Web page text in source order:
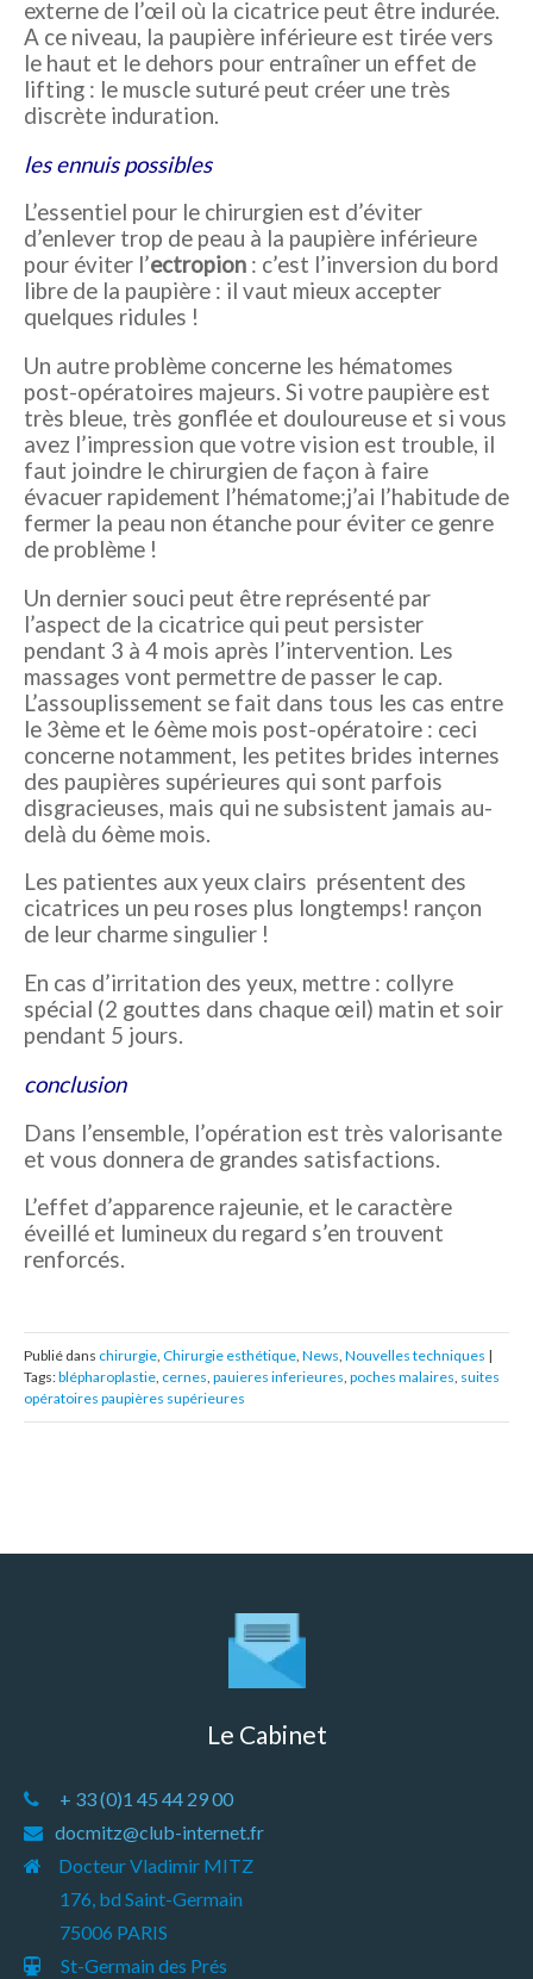
externe de l’œil où la cicatrice peut être indurée.
A ce niveau, la paupière inférieure est tirée vers
le haut et le dehors pour entraîner un effet de
lifting : le muscle suturé peut créer une très
discrète induration.
les ennuis possibles
L’essentiel pour le chirurgien est d’éviter
d’enlever trop de peau à la paupière inférieure
pour éviter l’ectropion : c’est l’inversion du bord
libre de la paupière : il vaut mieux accepter
quelques ridules !
Un autre problème concerne les hématomes
post-opératoires majeurs. Si votre paupière est
très bleue, très gonflée et douloureuse et si vous
avez l’impression que votre vision est trouble, il
faut joindre le chirurgien de façon à faire
évacuer rapidement l’hématome;j’ai l’habitude de
fermer la peau non étanche pour éviter ce genre
de problème !
Un dernier souci peut être représenté par
l’aspect de la cicatrice qui peut persister
pendant 3 à 4 mois après l’intervention. Les
massages vont permettre de passer le cap.
L’assouplissement se fait dans tous les cas entre
le 3ème et le 6ème mois post-opératoire : ceci
concerne notamment, les petites brides internes
des paupières supérieures qui sont parfois
disgracieuses, mais qui ne subsistent jamais au-
delà du 6ème mois.
Les patientes aux yeux clairs présentent des
cicatrices un peu roses plus longtemps! rançon
de leur charme singulier !
En cas d’irritation des yeux, mettre : collyre
spécial (2 gouttes dans chaque œil) matin et soir
pendant 5 jours.
conclusion
Dans l’ensemble, l’opération est très valorisante
et vous donnera de grandes satisfactions.
L’effet d’apparence rajeunie, et le caractère
éveillé et lumineux du regard s’en trouvent
renforcés.
Publié dans chirurgie, Chirurgie esthétique, News, Nouvelles techniques |
Tags:blépharoplastie, cernes, pauieres inferieures, poches malaires, suites
opératoires paupières supérieures
Le Cabinet
+ 33 (0)1 45 44 29 00
docmitz@club-internet.fr
Docteur Vladimir MITZ
176, bd Saint-Germain
75006 PARIS
St-Germain des Prés